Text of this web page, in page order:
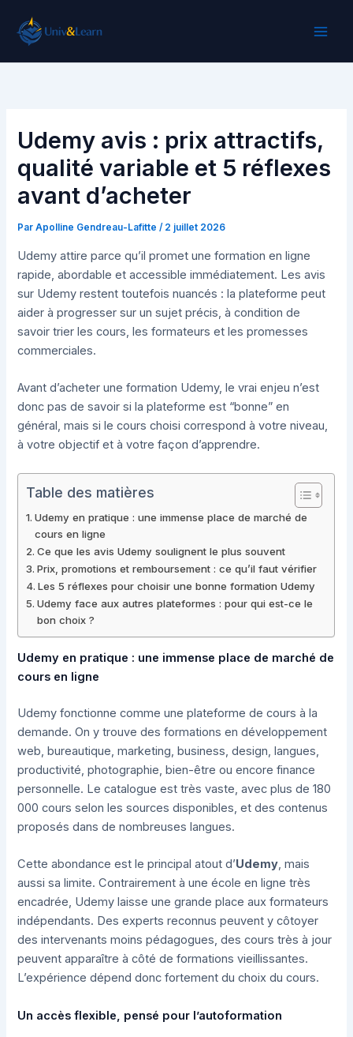
contenu
Udemy avis : prix attractifs,
qualité variable et 5 réflexes
avant d’acheter
ParApolline Gendreau-Lafitte/ 2 juillet 2026
Udemy attire parce qu’il promet une formation en ligne
rapide, abordable et accessible immédiatement. Les avis
sur Udemy restent toutefois nuancés : la plateforme peut
aider à progresser sur un sujet précis, à condition de
savoir trier les cours, les formateurs et les promesses
commerciales.
Avant d’acheter une formation Udemy, le vrai enjeu n’est
donc pas de savoir si la plateforme est “bonne” en
général, mais si le cours choisi correspond à votre niveau,
à votre objectif et à votre façon d’apprendre.
Table des matières
Udemy en pratique : une immense place de marché de
cours en ligne
Ce que les avis Udemy soulignent le plus souvent
Prix, promotions et remboursement : ce qu’il faut vérifier
Les 5 réflexes pour choisir une bonne formation Udemy
Udemy face aux autres plateformes : pour qui est-ce le
bon choix ?
Udemy en pratique : une immense place de marché de
cours en ligne
Udemy fonctionne comme une plateforme de cours à la
demande. On y trouve des formations en développement
web, bureautique, marketing, business, design, langues,
productivité, photographie, bien-être ou encore finance
personnelle. Le catalogue est très vaste, avec plus de 180
000 cours selon les sources disponibles, et des contenus
proposés dans de nombreuses langues.
Cette abondance est le principal atout d’Udemy, mais
aussi sa limite. Contrairement à une école en ligne très
encadrée, Udemy laisse une grande place aux formateurs
indépendants. Des experts reconnus peuvent y côtoyer
des intervenants moins pédagogues, des cours très à jour
peuvent apparaître à côté de formations vieillissantes.
L’expérience dépend donc fortement du choix du cours.
Un accès flexible, pensé pour l’autoformation